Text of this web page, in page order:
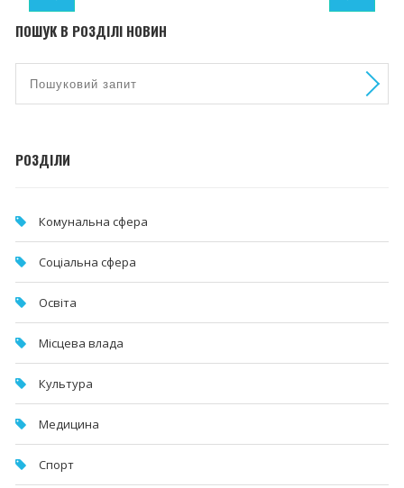
ПОШУК В РОЗДІЛІ НОВИН
РОЗДІЛИ
Комунальна cфера
Соціальна сфера
Освіта
Місцева влада
Культура
Медицина
Спорт